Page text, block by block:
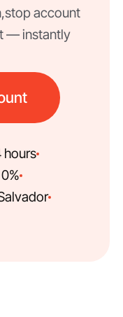
stop account
— instantly.
hours
0% Rolling Reserve